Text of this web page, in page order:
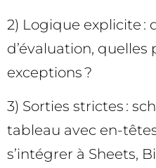
2) Logique explicite :
d’évaluation,
exceptions ?
3) Sorties strictes :
tableau avec en-
s’intégrer à Sheets,